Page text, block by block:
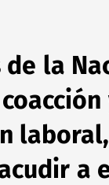
la
laboral,
a